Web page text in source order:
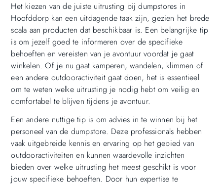
Het kiezen van de juiste uitrusting bij dumpstores in
Hoofddorp kan een uitdagende taak zijn, gezien het brede
scala aan producten dat beschikbaar is. Een belangrijke tip
is om jezelf goed te informeren over de specifieke
behoeften en vereisten van je avontuur voordat je gaat
winkelen. Of je nu gaat kamperen, wandelen, klimmen of
een andere outdooractiviteit gaat doen, het is essentieel
om te weten welke uitrusting je nodig hebt om veilig en
comfortabel te blijven tijdens je avontuur.
Een andere nuttige tip is om advies in te winnen bij het
personeel van de dumpstore. Deze professionals hebben
vaak uitgebreide kennis en ervaring op het gebied van
outdooractiviteiten en kunnen waardevolle inzichten
bieden over welke uitrusting het meest geschikt is voor
jouw specifieke behoeften. Door hun expertise te